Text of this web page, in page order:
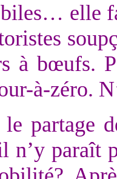
elle
à bœufs.
à-zéro.
partage
n’y paraît